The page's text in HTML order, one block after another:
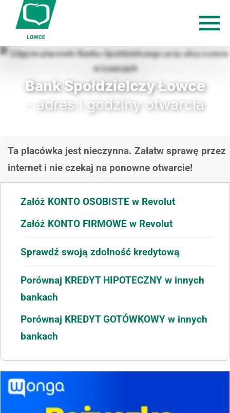
Bank Spółdzielczy Łowce
- adres i godziny otwarcia
Ta placówka jest nieczynna. Załatw sprawę przez
internet i nie czekaj na ponowne otwarcie!
Załóż KONTO OSOBISTE w Revolut
Załóż KONTO FIRMOWE w Revolut
Sprawdź swoją zdolność kredytową
Porównaj KREDYT HIPOTECZNY w innych
bankach
Porównaj KREDYT GOTÓWKOWY w innych
bankach